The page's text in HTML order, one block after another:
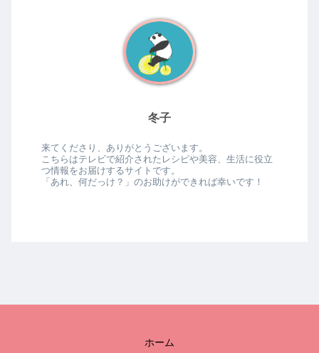
冬子
来てくださり、ありがとうございます。
こちらはテレビで紹介されたレシピや美容、生活に役立
つ情報をお届けするサイトです。
「あれ、何だっけ？」のお助けができれば幸いです！
ホーム